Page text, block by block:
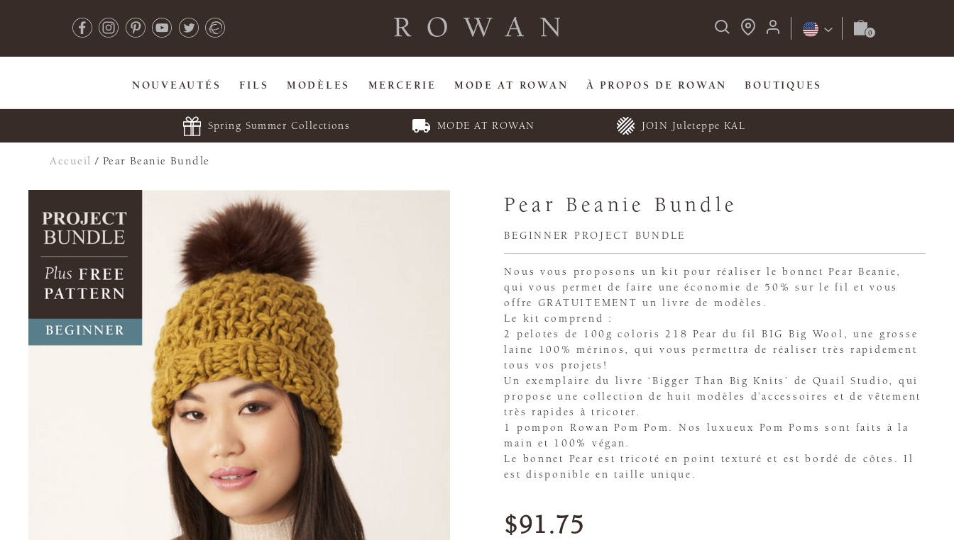
NOUVEAUTÉS FILS MODÈLES MERCERIE MODE AT ROWAN À PROPOS DE ROWAN BOUTIQUES
Spring Summer Collections MODE AT ROWAN JOIN Juleteppe KAL
Accueil / Pear Beanie Bundle
Pear Beanie Bundle
BEGINNER PROJECT BUNDLE
Nous vous proposons un kit pour réaliser le bonnet Pear Beanie,
qui vous permet de faire une économie de 50% sur le fil et vous
offre GRATUITEMENT un livre de modèles.
Le kit comprend :
2 pelotes de 100g coloris 218 Pear du fil BIG Big Wool, une grosse
laine 100% mérinos, qui vous permettra de réaliser très rapidement
tous vos projets!
Un exemplaire du livre ‘Bigger Than Big Knits’ de Quail Studio, qui
propose une collection de huit modèles d’accessoires et de vêtement
très rapides à tricoter.
1 pompon Rowan Pom Pom. Nos luxueux Pom Poms sont faits à la
main et 100% végan.
Le bonnet Pear est tricoté en point texturé et est bordé de côtes. Il
est disponible en taille unique.
$91.75